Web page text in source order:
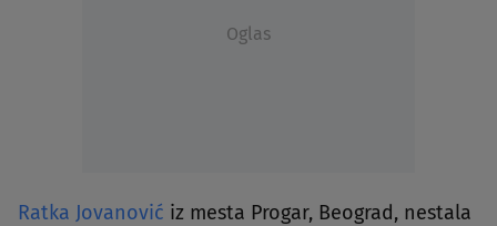
Oglas
Ratka Jovanović iz mesta Progar, Beograd, nestala